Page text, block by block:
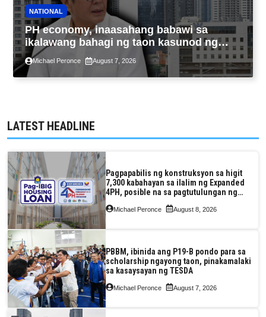
NATIONAL
PH economy, inaasahang babawi sa
ikalawang bahagi ng taon kasunod ng
2.3% GDP dulot ng Middle East war,
pagkaantala ng public construction
Michael Peronce August 7, 2026
LATEST HEADLINE
Pagpapabilis ng konstruksyon sa higit
7,300 kabahayan sa ilalim ng Expanded
4PH, posible na sa pagtutulungan ng
Pag-IBIG at P.A. Alvarez
Michael Peronce August 8, 2026
PBBM, ibinida ang P19-B pondo para sa
scholarship ngayong taon, pinakamalaki
sa kasaysayan ng TESDA
Michael Peronce August 7, 2026